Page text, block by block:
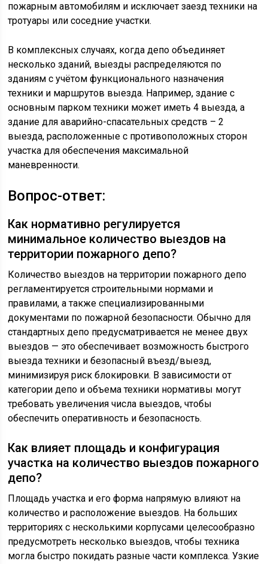
пожарным автомобилям и исключает заезд техники на
тротуары или соседние участки.
В комплексных случаях, когда депо объединяет
несколько зданий, выезды распределяются по
зданиям с учётом функционального назначения
техники и маршрутов выезда. Например, здание с
основным парком техники может иметь 4 выезда, а
здание для аварийно-спасательных средств – 2
выезда, расположенные с противоположных сторон
участка для обеспечения максимальной
маневренности.
Вопрос-ответ:
Как нормативно регулируется
минимальное количество выездов на
территории пожарного депо?
Количество выездов на территории пожарного депо
регламентируется строительными нормами и
правилами, а также специализированными
документами по пожарной безопасности. Обычно для
стандартных депо предусматривается не менее двух
выездов — это обеспечивает возможность быстрого
выезда техники и безопасный въезд/выезд,
минимизируя риск блокировки. В зависимости от
категории депо и объема техники нормативы могут
требовать увеличения числа выездов, чтобы
обеспечить оперативность и безопасность.
Как влияет площадь и конфигурация
участка на количество выездов пожарного
депо?
Площадь участка и его форма напрямую влияют на
количество и расположение выездов. На больших
территориях с несколькими корпусами целесообразно
предусмотреть несколько выездов, чтобы техника
могла быстро покидать разные части комплекса. Узкие